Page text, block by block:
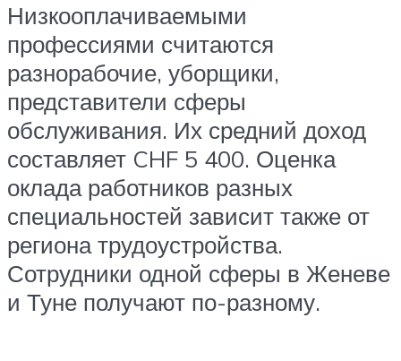
Низкооплачиваемыми
профессиями считаются
разнорабочие, уборщики,
представители сферы
обслуживания. Их средний доход
составляет CHF 5 400. Оценка
оклада работников разных
специальностей зависит также от
региона трудоустройства.
Сотрудники одной сферы в Женеве
и Туне получают по-разному.